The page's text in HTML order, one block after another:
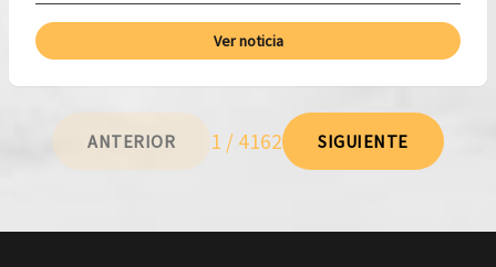
Ver noticia
ANTERIOR 1 / 4162 SIGUIENTE